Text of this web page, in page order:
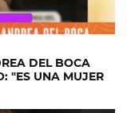
DEL BOCA
"ES UNA MUJER